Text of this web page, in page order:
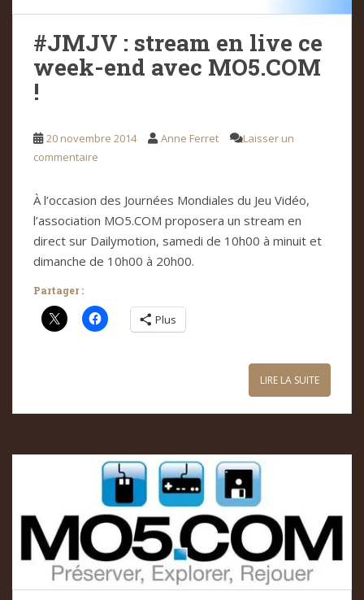
#JMJV : stream en live ce
week-end avec MO5.COM
!
20 novembre 2014 Anne Ferret
Laisser un
commentaire
À l’occasion des Journées Mondiales du Jeu Vidéo,
l’association MO5.COM proposera un stream en
direct sur Dailymotion, samedi de 10h00 à minuit et
dimanche de 10h00 à 20h00.
Partager :
Plus
LIRE LA SUITE